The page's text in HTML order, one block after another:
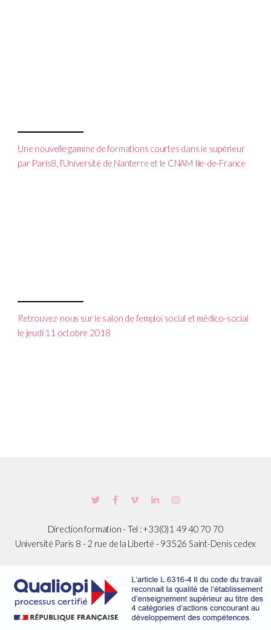
Une nouvelle gamme de formations courtes dans le supérieur
par Paris8, l’Université de Nanterre et le CNAM Ile-de-France
Retrouvez-nous sur le salon de l’emploi social et médico-social
le jeudi 11 octobre 2018
Direction formation - Tel : +33(0)1 49 40 70 70
Université Paris 8 - 2 rue de la Liberté - 93526 Saint-Denis cedex